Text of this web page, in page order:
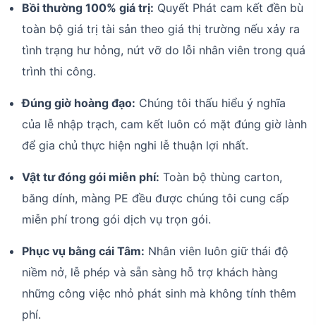
Bồi thường 100% giá trị: Quyết Phát cam kết đền bù
toàn bộ giá trị tài sản theo giá thị trường nếu xảy ra
tình trạng hư hỏng, nứt vỡ do lỗi nhân viên trong quá
trình thi công.
Đúng giờ hoàng đạo: Chúng tôi thấu hiểu ý nghĩa
của lễ nhập trạch, cam kết luôn có mặt đúng giờ lành
để gia chủ thực hiện nghi lễ thuận lợi nhất.
Vật tư đóng gói miễn phí: Toàn bộ thùng carton,
băng dính, màng PE đều được chúng tôi cung cấp
miễn phí trong gói dịch vụ trọn gói.
Phục vụ bằng cái Tâm: Nhân viên luôn giữ thái độ
niềm nở, lễ phép và sẵn sàng hỗ trợ khách hàng
những công việc nhỏ phát sinh mà không tính thêm
phí.